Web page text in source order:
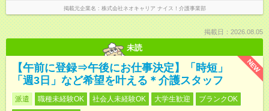
掲載元企業名 株式会社ネオキャリア ナイス！介護事業部
掲載日：2026.08.05
未読
NEW
【午前に登録⇒午後にお仕事決定】「時短」
「週3日」など希望を叶える＊介護スタッフ
派遣 職種未経験OK 社会人未経験OK 大学生歓迎
ブランクOK